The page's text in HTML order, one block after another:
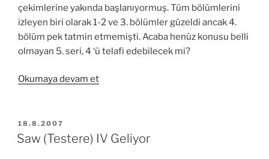
of
the
Dinosaurs”
çekimlerine yakında başlanıyormuş. Tüm bölümlerini
izleyen biri olarak 1-2 ve 3. bölümler güzeldi ancak 4.
bölüm pek tatmin etmemişti. Acaba henüz konusu belli
olmayan 5. seri, 4 ‘ü telafi edebilecek mi?
Okumaya devam et“Testere
YAYIM
TARIHI
18.8.2007
Saw (Testere) IV Geliyor